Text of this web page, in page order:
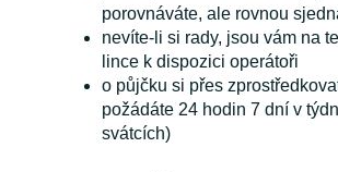
porovnáváte, ale rovnou
nevíte-li si rady, jsou vám na
lince k dispozici operátoři
o půjčku si přes
požádáte 24 hodin 7 dní v
svátcích)